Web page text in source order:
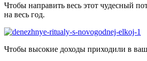
Чтобы направить весь этот чудесный
на весь год.
Чтобы высокие доходы приходили в ваш